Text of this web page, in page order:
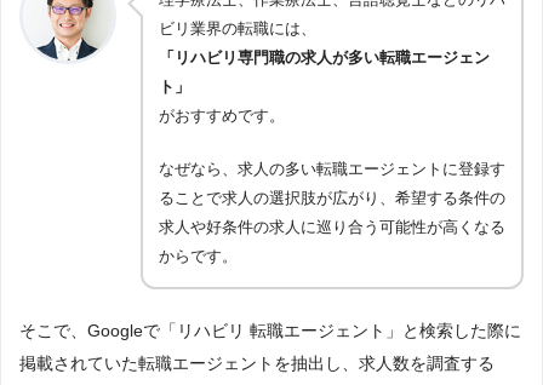
ビリ業界の転職には、
「リハビリ専門職の求人が多い転職エージェン
ト」
がおすすめです。
なぜなら、求人の多い転職エージェントに登録す
ることで求人の選択肢が広がり、希望する条件の
求人や好条件の求人に巡り合う可能性が高くなる
からです。
そこで、Googleで「リハビリ 転職エージェント」と検索した際に
掲載されていた転職エージェントを抽出し、求人数を調査する